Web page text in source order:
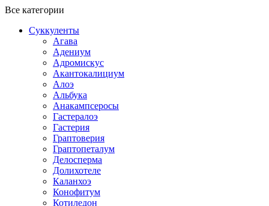
Все категории
Суккуленты
Агава
Адениум
Адромискус
Акантокалициум
Алоэ
Альбука
Анакампсеросы
Гастералоэ
Гастерия
Граптоверия
Граптопеталум
Делосперма
Долихотеле
Каланхоэ
Конофитум
Котиледон